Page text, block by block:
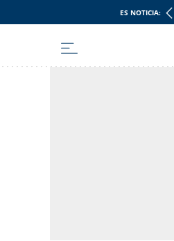
ES NOTICIA: